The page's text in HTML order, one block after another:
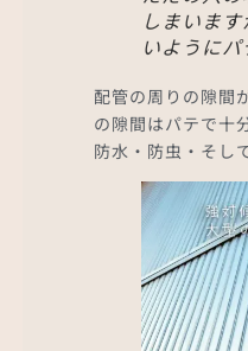
しまいま
いように
配管の周りの隙間
の隙間はパテで十
防水・防虫・そし